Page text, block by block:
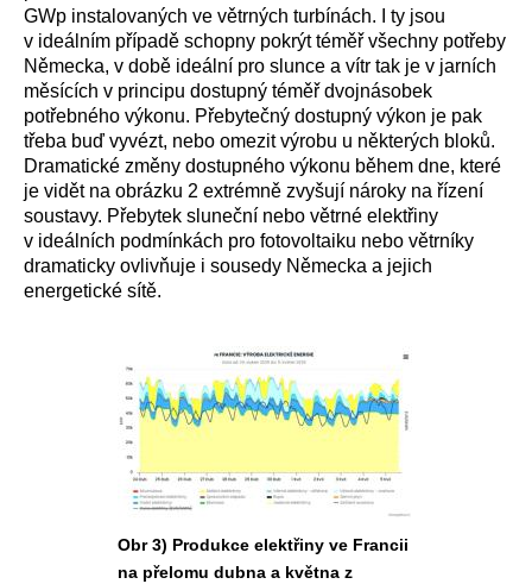
GWp instalovaných ve větrných turbínách. I ty jsou
v ideálním případě schopny pokrýt téměř všechny potřeby
Německa, v době ideální pro slunce a vítr tak je v jarních
měsících v principu dostupný téměř dvojnásobek
potřebného výkonu. Přebytečný dostupný výkon je pak
třeba buď vyvézt, nebo omezit výrobu u některých bloků.
Dramatické změny dostupného výkonu během dne, které
je vidět na obrázku 2 extrémně zvyšují nároky na řízení
soustavy. Přebytek sluneční nebo větrné elektřiny
v ideálních podmínkách pro fotovoltaiku nebo větrníky
dramaticky ovlivňuje i sousedy Německa a jejich
energetické sítě.
Obr 3) Produkce elektřiny ve Francii
na přelomu dubna a května z